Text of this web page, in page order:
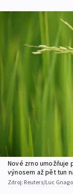
Nové zrno
výnosem až pět tun
Zdroj: Reuters/Luc Gnago